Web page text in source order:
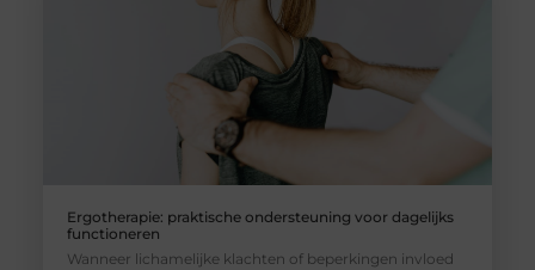
Ergotherapie: praktische ondersteuning voor dagelijks
functioneren
Wanneer lichamelijke klachten of beperkingen invloed